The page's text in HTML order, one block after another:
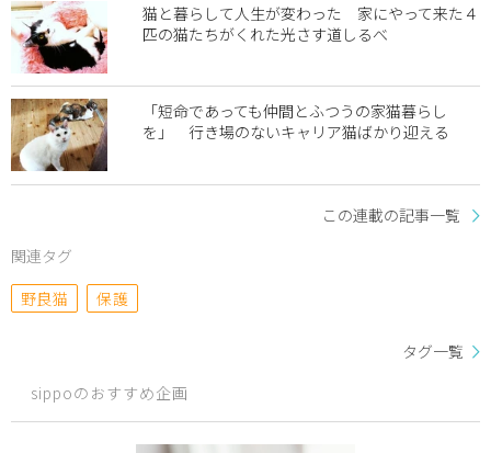
猫と暮らして人生が変わった 家にやって来た４
匹の猫たちがくれた光さす道しるべ
「短命であっても仲間とふつうの家猫暮らし
を」 行き場のないキャリア猫ばかり迎える
この連載の記事一覧
関連タグ
野良猫
保護
タグ一覧
sippoのおすすめ企画